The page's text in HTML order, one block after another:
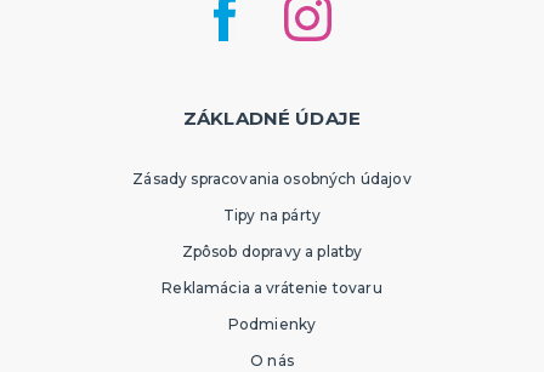
ZÁKLADNÉ ÚDAJE
Zásady spracovania osobných údajov
Tipy na párty
Zpôsob dopravy a platby
Reklamácia a vrátenie tovaru
Podmienky
O nás